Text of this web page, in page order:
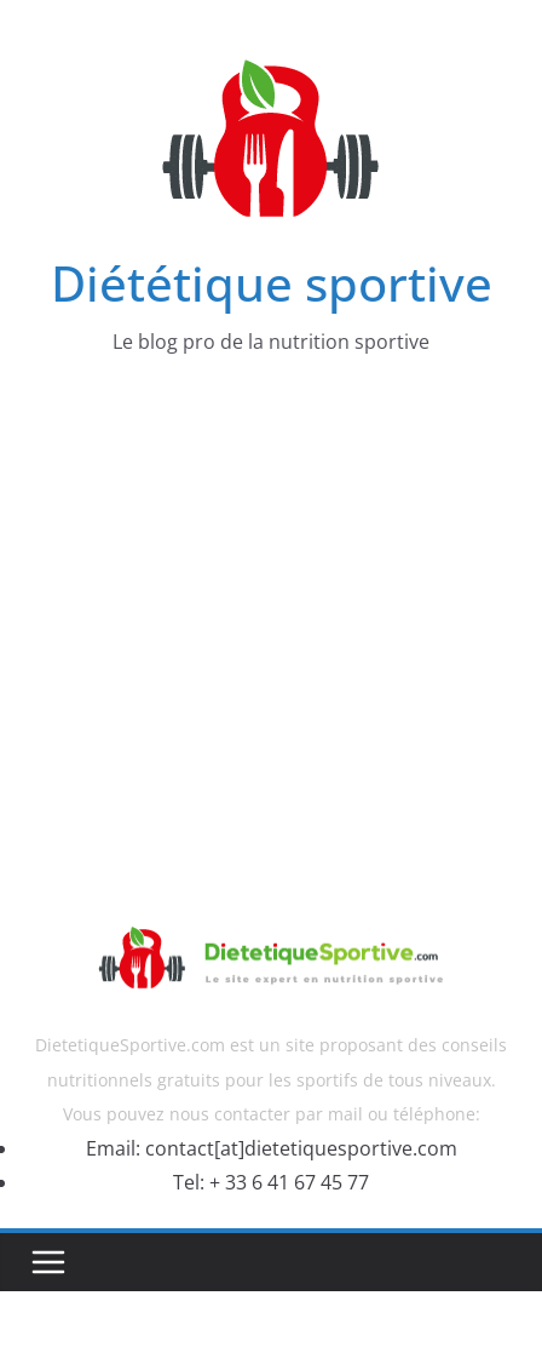
Diététique sportive
Le blog pro de la nutrition sportive
DietetiqueSportive.com est un site proposant des conseils
nutritionnels gratuits pour les sportifs de tous niveaux.
Vous pouvez nous contacter par mail ou téléphone:
Email: contact[at]dietetiquesportive.com
Tel: + 33 6 41 67 45 77